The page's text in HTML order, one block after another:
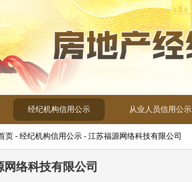
经纪机构信用公示 从业人员信用公示
页 - 经纪机构信用公示 - 江苏福源网络科技有限公司
网络科技有限公司